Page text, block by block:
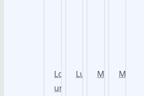
Loki
und
Lukas MagnoliaMagnus